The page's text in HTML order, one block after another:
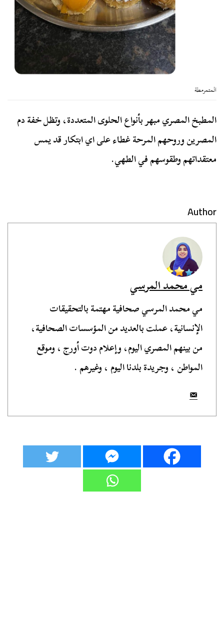
المتمرمطة
المطبخ المصري مبهر بأنواع الحلوى المتعددة، وتظل خفة دم
المصرين وروحهم المرحة غطاء على اي ابتكار قد يمس
معتقداتهم وطقوسهم في الطهي.
Author
مي محمد المرسي
مي محمد المرسي صحافية مهتمة بالتحقيقات
الإنسانية، عملت بالعديد من المؤسسات الصحافية،
من بينهم المصري اليوم، وإعلام دوت أورج ، وموقع
المواطن ، وجريدة بلدنا اليوم ، وغيرهم .